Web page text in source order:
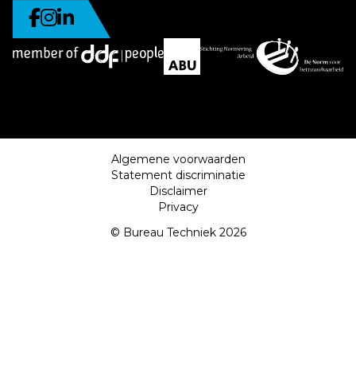
Algemene voorwaarden
Statement discriminatie
Disclaimer
Privacy
© Bureau Techniek 2026